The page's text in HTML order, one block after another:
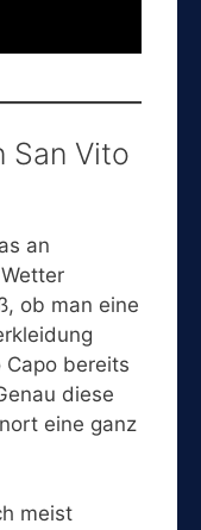
San Vito
an
ob man eine
bereits
diese
eine ganz
meist